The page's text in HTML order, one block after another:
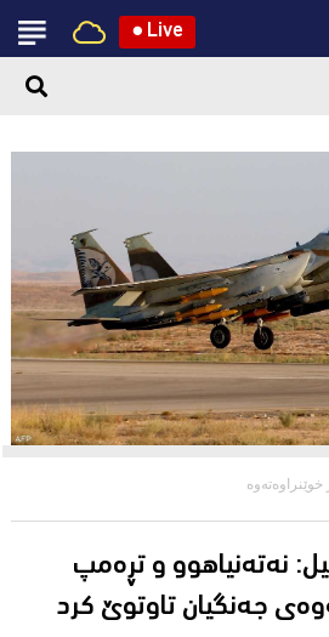
● Live
نەتەنیاهوو و تڕەمپ
جەنگیان تاوتوێ کرد